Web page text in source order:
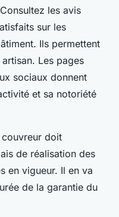
les avis
sur les
Ils permettent
Les pages
sociaux donnent
et sa notoriété
doit
de réalisation des
en vigueur. Il en va
de la garantie du